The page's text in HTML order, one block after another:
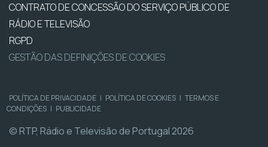
CONTRATO DE CONCESSÃO DO SERVIÇO PÚBLICO DE
RÁDIO E TELEVISÃO
RGPD
GESTÃO DAS DEFINIÇÕES DE COOKIES
POLÍTICA DE PRIVACIDADE | POLÍTICA DE COOKIES | TERMOS E
CONDIÇÕES | PUBLICIDADE
© RTP, Rádio e Televisão de Portugal 2026